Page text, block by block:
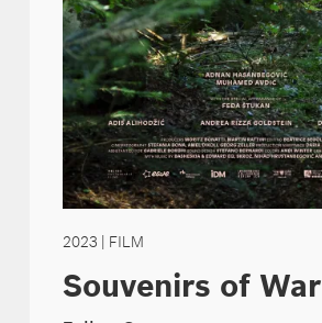
2023 | FILM
Souvenirs of War